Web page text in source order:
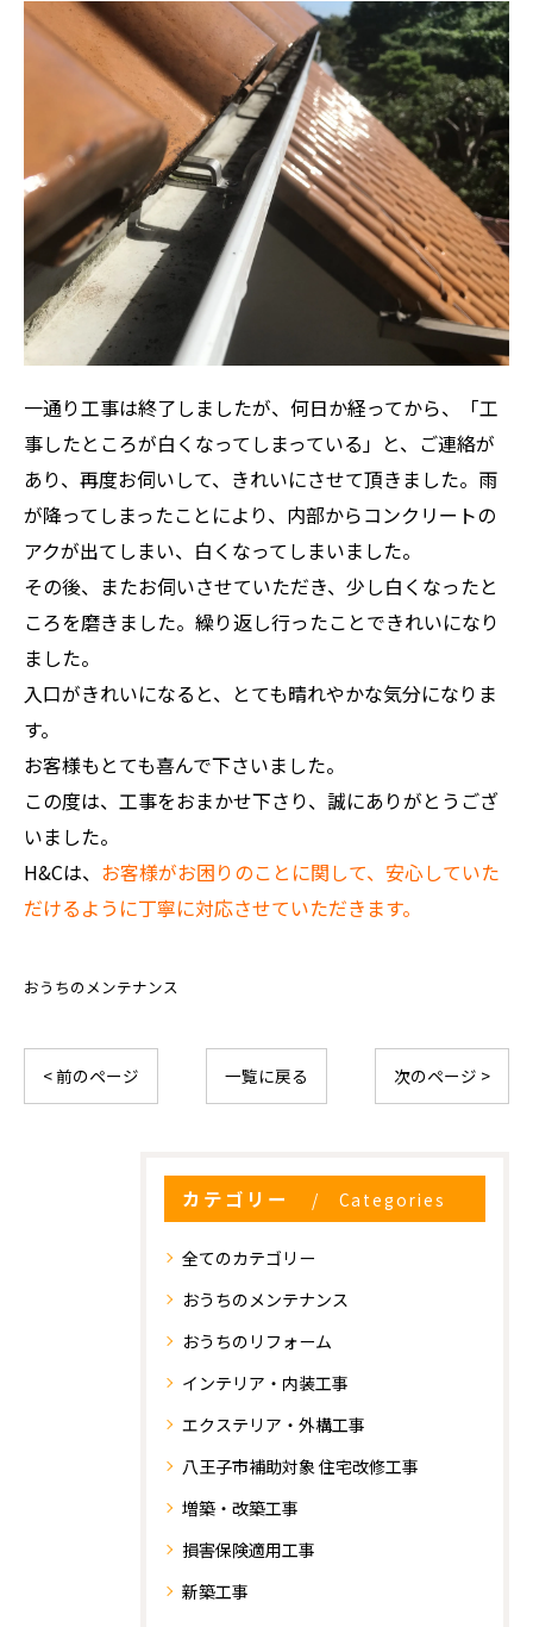
一通り工事は終了しましたが、何日か経ってから、「工
事したところが白くなってしまっている」と、ご連絡が
あり、再度お伺いして、きれいにさせて頂きました。雨
が降ってしまったことにより、内部からコンクリートの
アクが出てしまい、白くなってしまいました。
その後、またお伺いさせていただき、少し白くなったと
ころを磨きました。繰り返し行ったことできれいになり
ました。
入口がきれいになると、とても晴れやかな気分になりま
す。
お客様もとても喜んで下さいました。
この度は、工事をおまかせ下さり、誠にありがとうござ
いました。
H&Cは、 お客様がお困りのことに関して、安心していた
だけるように丁寧に対応させていただきます。
おうちのメンテナンス
< 前のページ 一覧に戻る 次のページ >
カテゴリー Categories
全てのカテゴリー
おうちのメンテナンス
おうちのリフォーム
インテリア・内装工事
エクステリア・外構工事
八王子市補助対象 住宅改修工事
増築・改築工事
損害保険適用工事
新築工事